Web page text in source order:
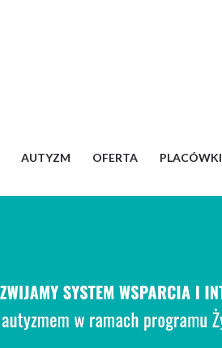
AUTYZM OFERTA PLACÓWKI